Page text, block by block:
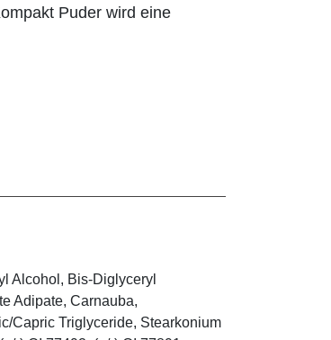
Puder wird eine
Alcohol, Bis-Diglyceryl
Adipate, Carnauba,
Capric Triglyceride, Stearkonium